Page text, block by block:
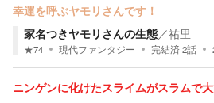
幸運を呼ぶヤモリさんです！
家名つきヤモリさんの生態／祐里
★74 現代ファンタジー 完結済2話
ニンゲンに化けたスライムがスラムで大